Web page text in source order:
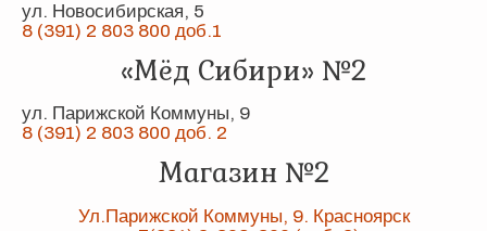
ул. Новосибирская, 5
8 (391) 2 803 800 доб.1
«Мёд Сибири» №2
ул. Парижской Коммуны, 9
8 (391) 2 803 800 доб. 2
Магазин №2
Ул.Парижской Коммуны, 9. Красноярск